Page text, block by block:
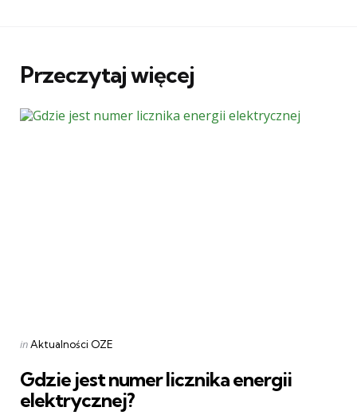
Przeczytaj więcej
Categories
Posted
inAktualności OZE
Gdzie jest numer licznika energii
elektrycznej?